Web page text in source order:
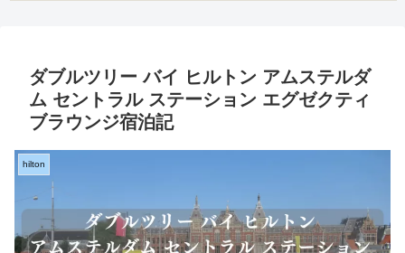
ダブルツリー バイ ヒルトン アムステルダ
ム セントラル ステーション エグゼクティ
ブラウンジ宿泊記
hilton